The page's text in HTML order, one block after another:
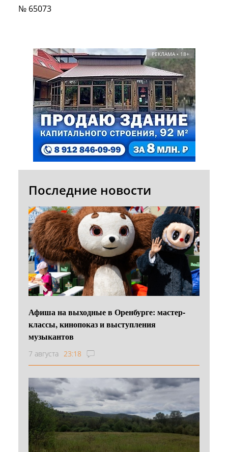
№ 65073
РЕКЛАМА • 18+
Последние новости
Афиша на выходные в Оренбурге: мастер-
классы, кинопоказ и выступления
музыкантов
7 августа 23:18